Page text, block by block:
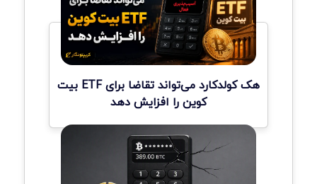
هک کولدکارد می‌تواند تقاضا برای ETF بیت
کوین را افزایش دهد